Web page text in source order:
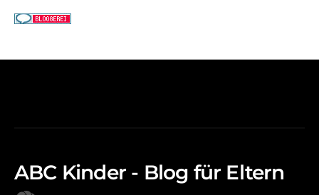
ABC Kinder - Blog für Eltern